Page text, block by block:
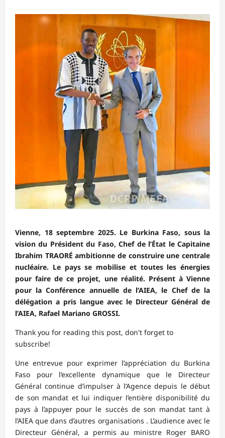
Vienne, 18 septembre 2025. Le Burkina Faso, sous la
vision du Président du Faso, Chef de l’État le Capitaine
Ibrahim TRAORÉ ambitionne de construire une centrale
nucléaire. Le pays se mobilise et toutes les énergies
pour faire de ce projet, une réalité. Présent à Vienne
pour la Conférence annuelle de l’AIEA, le Chef de la
délégation a pris langue avec le Directeur Général de
l’AIEA, Rafael Mariano GROSSI.
Thank you for reading this post, don't forget to
subscribe!
Une entrevue pour exprimer l’appréciation du Burkina
Faso pour l’excellente dynamique que le Directeur
Général continue d’impulser à l’Agence depuis le début
de son mandat et lui indiquer l’entière disponibilité du
pays à l’appuyer pour le succès de son mandat tant à
l’AIEA que dans d’autres organisations . L’audience avec le
Directeur Général, a permis au ministre Roger BARO